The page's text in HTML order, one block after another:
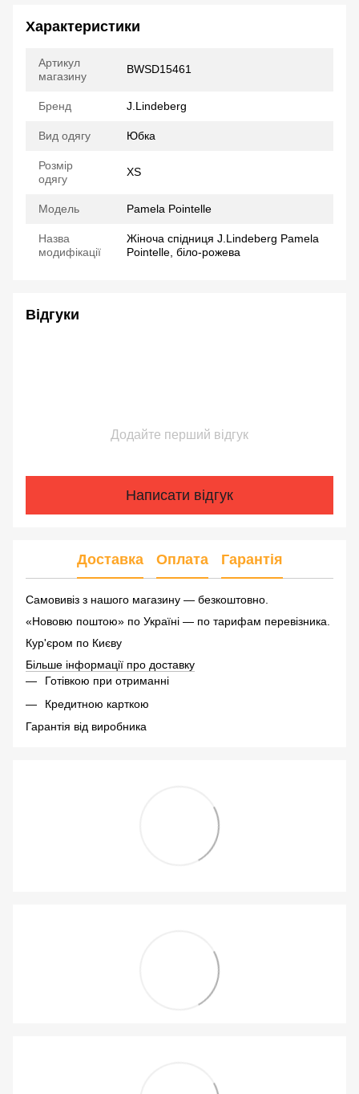
Характеристики
Артикул
магазину
BWSD15461
Бренд J.Lindeberg
Вид одягу Юбка
Розмір
одягу
XS
Модель Pamela Pointelle
Назва
модифікації
Жіноча спідниця J.Lindeberg Pamela
Pointelle, біло-рожева
Відгуки
Додайте перший відгук
Написати відгук
Доставка Оплата Гарантія
Самовивіз з нашого магазину — безкоштовно.
«Нововю поштою» по Україні — по тарифам перевізника.
Кур'єром по Києву
Більше інформації про доставку
Готівкою при отриманні
Кредитною карткою
Гарантія від виробника